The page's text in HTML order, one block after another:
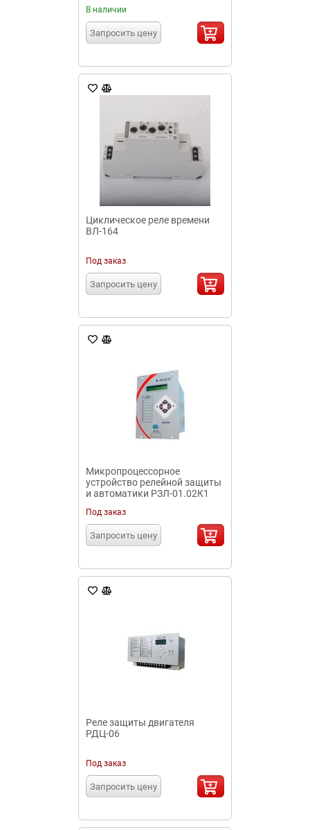
В наличии
Запросить цену
Циклическое реле времени
ВЛ-164
Под заказ
Запросить цену
Микропроцессорное
устройство релейной защиты
и автоматики РЗЛ-01.02К1
Под заказ
Запросить цену
Реле защиты двигателя
РДЦ-06
Под заказ
Запросить цену